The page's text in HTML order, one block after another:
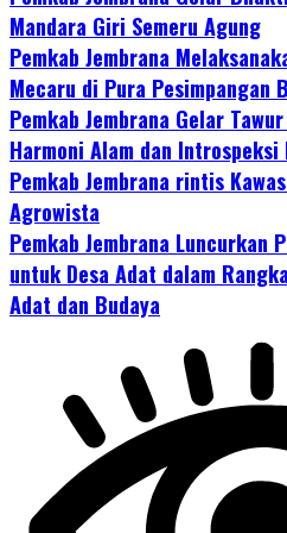
Mandara Giri Semeru Agung
Pemkab Jembrana
Mecaru di Pura Pesimpangan
Pemkab Jembrana Gelar
Harmoni Alam dan Introspeksi
Pemkab Jembrana rintis
Agrowista
Pemkab Jembrana Luncurkan
untuk Desa Adat dalam
Adat dan Budaya